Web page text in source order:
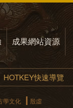
成果網站資源
HOTKEY快速導覽
學文化
殷虛